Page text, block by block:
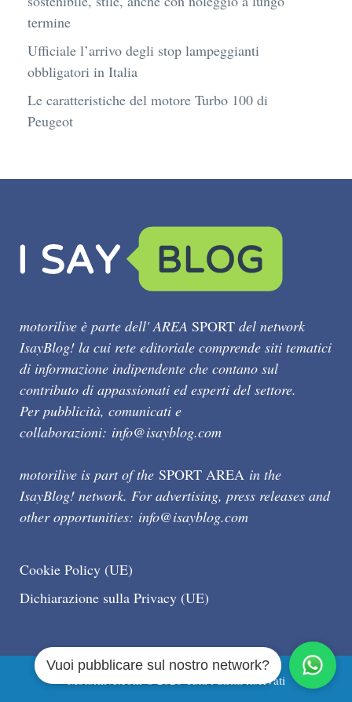
termine
Ufficiale l’arrivo degli stop lampeggianti
obbligatori in Italia
Le caratteristiche del motore Turbo 100 di
Peugeot
motorilive è parte dell' AREA SPORT del network
IsayBlog! la cui rete editoriale comprende siti tematici
di informazione indipendente che contano sul
contributo di appassionati ed esperti del settore.
Per pubblicità, comunicati e
collaborazioni: info@isayblog.com
motorilive is part of the SPORT AREA in the
IsayBlog! network. For advertising, press releases and
other opportunities: info@isayblog.com
Cookie Policy (UE)
Dichiarazione sulla Privacy (UE)
Motorilive.com © 2026 Tutti i diritti riservati
Vuoi pubblicare sul nostro network?